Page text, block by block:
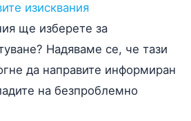
изисквания
ще изберете за
Надяваме се, че тази
да направите информиран
на безпроблемно